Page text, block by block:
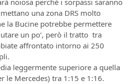
noiosa perché i sorpassi saranno
una zona DRS molto
la Bucine potrebbe permettere
un po’, però il tratto tra
affrontato intorno ai 250
leggermente superiore a quella
le Mercedes) tra 1:15 e 1:16.